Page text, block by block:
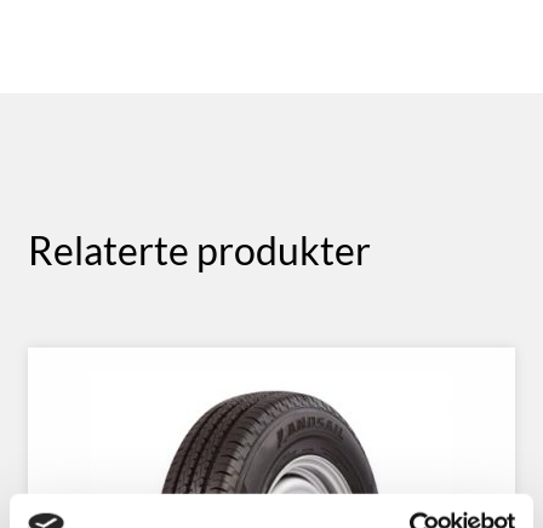
Relaterte produkter